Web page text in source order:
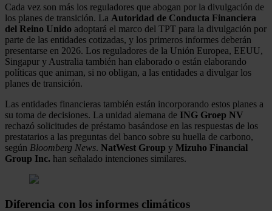
Cada vez son más los reguladores que abogan por la divulgación de
los planes de transición. La Autoridad de Conducta Financiera
del Reino Unido adoptará el marco del TPT para la divulgación por
parte de las entidades cotizadas, y los primeros informes deberán
presentarse en 2026. Los reguladores de la Unión Europea, EEUU,
Singapur y Australia también han elaborado o están elaborando
políticas que animan, si no obligan, a las entidades a divulgar los
planes de transición.
Las entidades financieras también están incorporando estos planes a
su toma de decisiones. La unidad alemana de ING Groep NV
rechazó solicitudes de préstamo basándose en las respuestas de los
prestatarios a las preguntas del banco sobre su huella de carbono,
según Bloomberg News. NatWest Group y Mizuho Financial
Group Inc. han señalado intenciones similares.
Diferencia con los informes climáticos